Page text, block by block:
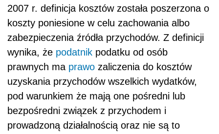
2007 r. definicja kosztów została poszerzona o
koszty poniesione w celu zachowania albo
zabezpieczenia źródła przychodów. Z definicji
wynika, że podatnik podatku od osób
prawnych ma prawo zaliczenia do kosztów
uzyskania przychodów wszelkich wydatków,
pod warunkiem że mają one pośredni lub
bezpośredni związek z przychodem i
prowadzoną działalnością oraz nie są to